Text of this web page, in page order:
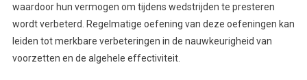
waardoor hun vermogen om tijdens wedstrijden te presteren
wordt verbeterd. Regelmatige oefening van deze oefeningen kan
leiden tot merkbare verbeteringen in de nauwkeurigheid van
voorzetten en de algehele effectiviteit.